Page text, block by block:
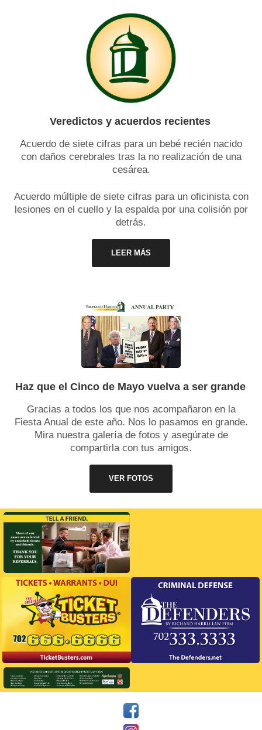
Veredictos y acuerdos recientes
Acuerdo de siete cifras para un bebé recién nacido
con daños cerebrales tras la no realización de una
cesárea.
Acuerdo múltiple de siete cifras para un oficinista con
lesiones en el cuello y la espalda por una colisión por
detrás.
LEER MÁS
Haz que el Cinco de Mayo vuelva a ser grande
Gracias a todos los que nos acompañaron en la
Fiesta Anual de este año. Nos lo pasamos en grande.
Mira nuestra galería de fotos y asegúrate de
compartirla con tus amigos.
VER FOTOS